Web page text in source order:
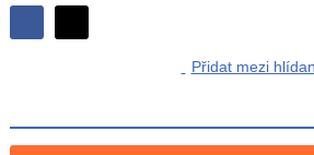
Sdílejte
Přidat mezi